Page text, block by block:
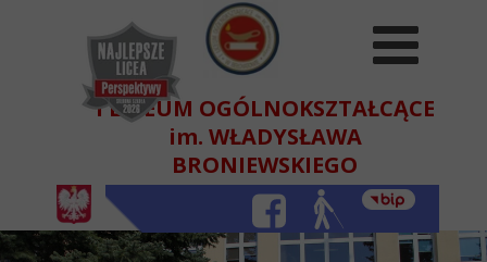
I LICEUM OGÓLNOKSZTAŁCĄCE
im. WŁADYSŁAWA
BRONIEWSKIEGO
W BEŁCHATOWIE